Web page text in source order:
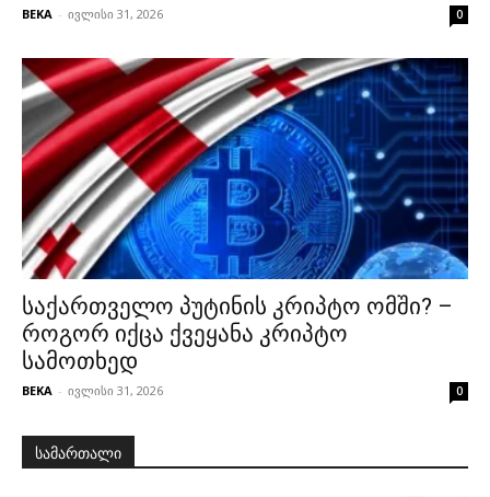
BEKA - ივლისი 31, 2026 0
საქართველო პუტინის კრიპტო ომში? –
როგორ იქცა ქვეყანა კრიპტო
სამოთხედ
BEKA - ივლისი 31, 2026 0
სამართალი